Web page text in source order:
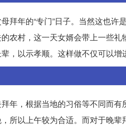
拜年的“专门”日子。当然这也许
农村，这一天女婿会带上一些
，以示孝顺。这样做不仅可以
年，根据当地的习俗等不同而
所以上午较为合适。而对于晚